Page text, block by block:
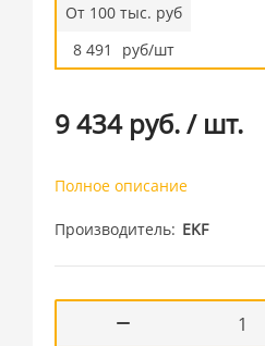
От 100 тыс. руб
8 491
руб/шт
9 434 руб./ шт.
Полное описание
Производитель EKF